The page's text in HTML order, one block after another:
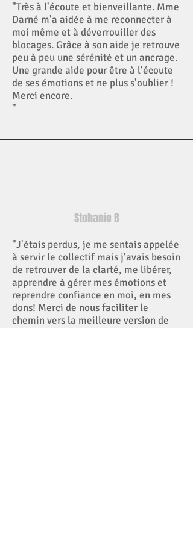
"Très à l'écoute et bienveillante. Mme
Darné m'a aidée à me reconnecter à
moi même et à déverrouiller des
blocages. Grâce à son aide je retrouve
peu à peu une sérénité et un ancrage.
Une grande aide pour être à l'écoute
de ses émotions et ne plus s'oublier !
Merci encore.
"
Stehanie B
"J'étais perdus, je me sentais appelée
à servir le collectif mais j'avais besoin
de retrouver de la clarté, me libérer,
apprendre à gérer mes émotions et
reprendre confiance en moi, en mes
dons! Merci de nous faciliter le
chemin vers la meilleure version de